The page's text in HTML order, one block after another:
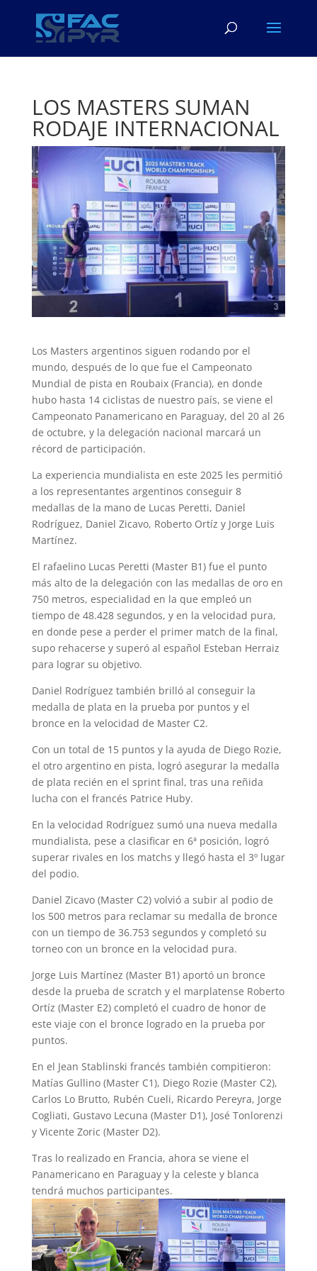
LOS MASTERS SUMAN
RODAJE INTERNACIONAL
Los Masters argentinos siguen rodando por el
mundo, después de lo que fue el Campeonato
Mundial de pista en Roubaix (Francia), en donde
hubo hasta 14 ciclistas de nuestro país, se viene el
Campeonato Panamericano en Paraguay, del 20 al 26
de octubre, y la delegación nacional marcará un
récord de participación.
La experiencia mundialista en este 2025 les permitió
a los representantes argentinos conseguir 8
medallas de la mano de Lucas Peretti, Daniel
Rodríguez, Daniel Zicavo, Roberto Ortíz y Jorge Luis
Martínez.
El rafaelino Lucas Peretti (Master B1) fue el punto
más alto de la delegación con las medallas de oro en
750 metros, especialidad en la que empleó un
tiempo de 48.428 segundos, y en la velocidad pura,
en donde pese a perder el primer match de la final,
supo rehacerse y superó al español Esteban Herraiz
para lograr su objetivo.
Daniel Rodríguez también brilló al conseguir la
medalla de plata en la prueba por puntos y el
bronce en la velocidad de Master C2.
Con un total de 15 puntos y la ayuda de Diego Rozie,
el otro argentino en pista, logró asegurar la medalla
de plata recién en el sprint final, tras una reñida
lucha con el francés Patrice Huby.
En la velocidad Rodríguez sumó una nueva medalla
mundialista, pese a clasificar en 6ª posición, logró
superar rivales en los matchs y llegó hasta el 3º lugar
del podio.
Daniel Zicavo (Master C2) volvió a subir al podio de
los 500 metros para reclamar su medalla de bronce
con un tiempo de 36.753 segundos y completó su
torneo con un bronce en la velocidad pura.
Jorge Luis Martínez (Master B1) aportó un bronce
desde la prueba de scratch y el marplatense Roberto
Ortíz (Master E2) completó el cuadro de honor de
este viaje con el bronce logrado en la prueba por
puntos.
En el Jean Stablinski francés también compitieron:
Matías Gullino (Master C1), Diego Rozie (Master C2),
Carlos Lo Brutto, Rubén Cueli, Ricardo Pereyra, Jorge
Cogliati, Gustavo Lecuna (Master D1), José Tonlorenzi
y Vicente Zoric (Master D2).
Tras lo realizado en Francia, ahora se viene el
Panamericano en Paraguay y la celeste y blanca
tendrá muchos participantes.